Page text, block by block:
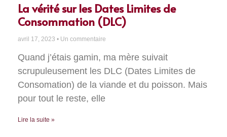
La vérité sur les Dates Limites de
Consommation (DLC)
avril 17, 2023 Un commentaire
Quand j’étais gamin, ma mère suivait
scrupuleusement les DLC (Dates Limites de
Consomation) de la viande et du poisson. Mais
pour tout le reste, elle
Lire la suite »